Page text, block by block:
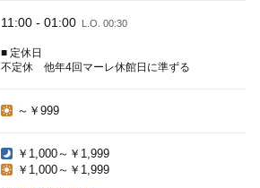
11:00 - 01:00 L.O. 00:30
■ 定休日
不定休 他年4回マーレ休館日に準ずる
～￥999
￥1,000～￥1,999
￥1,000～￥1,999